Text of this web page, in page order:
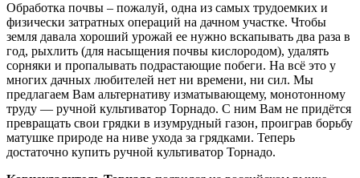
Обработка почвы – пожалуй, одна из самых трудоемких и
физически затратных операций на дачном участке. Чтобы
земля давала хороший урожай ее нужно вскапывать два раза в
год, рыхлить (для насыщения почвы кислородом), удалять
сорняки и пропалывать подрастающие побеги. На всё это у
многих дачных любителей нет ни времени, ни сил. Мы
предлагаем Вам альтернативу изматывающему, монотонному
труду — ручной культиватор Торнадо. С ним Вам не придётся
превращать свои грядки в изумрудный газон, проиграв борьбу
матушке природе на ниве ухода за грядками. Теперь
достаточно купить ручной культиватор Торнадо.